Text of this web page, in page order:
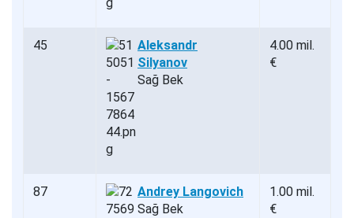
45
Aleksandr
Silyanov
Sağ Bek
4.00 mil.
€
87
Andrey Langovich
Sağ Bek
1.00 mil.
€